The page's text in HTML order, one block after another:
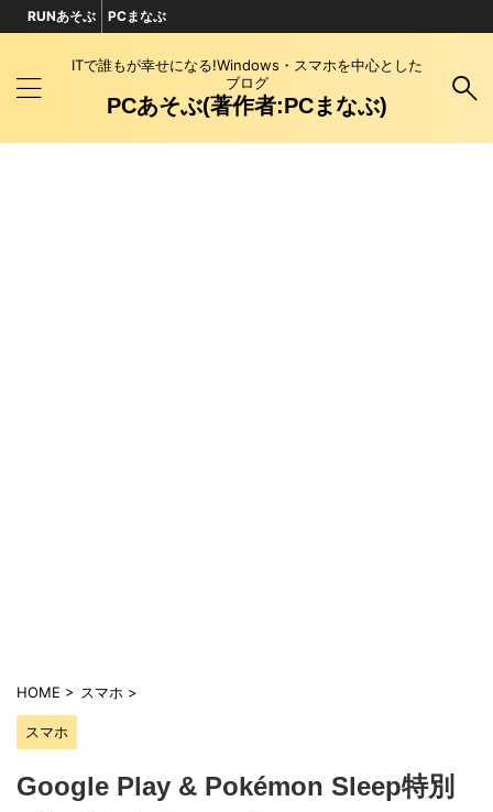
ITで誰もが幸せになる!Windows・スマホを中心とした
ブログ
PCあそぶ(著作者:PCまなぶ)
RUNあそぶ PCまなぶ
HOME > スマホ >
スマホ
Google Play & Pokémon Sleep特別